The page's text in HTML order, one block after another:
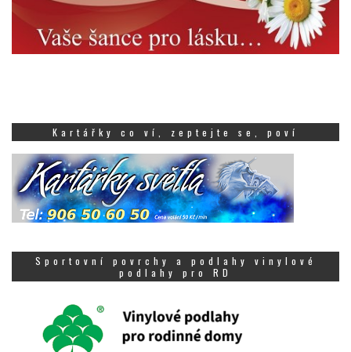
Kartářky co ví, zeptejte se, poví
Sportovní povrchy a podlahy vinylové
podlahy pro RD